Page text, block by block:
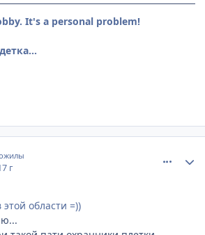
It's a personal problem!
г
области =))